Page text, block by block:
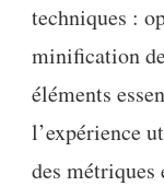
techniques :
minification
éléments
l’expérience
des métriques